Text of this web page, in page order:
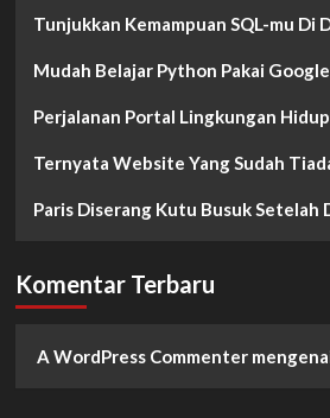
Tunjukkan Kemampuan SQL-mu Di
Mudah Belajar Python Pakai
Perjalanan Portal Lingkungan
Ternyata Website Yang Sudah
Paris Diserang Kutu Busuk Setelah
Komentar Terbaru
A WordPress Commenter